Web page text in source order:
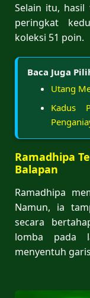
Selain itu,
peringkat
koleksi 51 poin.
Baca Juga
Utang
Kadus
Ramadhipa
Balapan
Ramadhipa
Namun, ia
secara
lomba pada
menyentuh